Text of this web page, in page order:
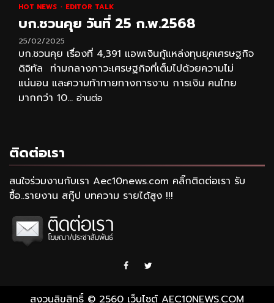
HOT NEWS EDITOR TALK
บก.ชวนคุย วันที่ 25 ก.พ.2568
25/02/2025
บก.ชวนคุย เรื่องที่ 4,391 แอพเงินกู้แหล่งทุนยุคเศรษฐกิจ
ดิจิทัล ท่ามกลางภาวะเศรษฐกิจที่เต็มไปด้วยความไม่
แน่นอน และความท้าทายทางการงาน การเงิน คนไทย
มากกว่า 10... อ่านต่อ
ติดต่อเรา
สนใจร่วมงานกับเรา Aec10news.com คลิ๊กติดต่อเรา รับ
ซื้อ..รายงาน สกู๊ป บทความ รายได้สูง !!!
Facebook
Twitter
สงวนลิขสิทธิ์ © 2560 เว็บไซต์ AEC10NEWS.COM